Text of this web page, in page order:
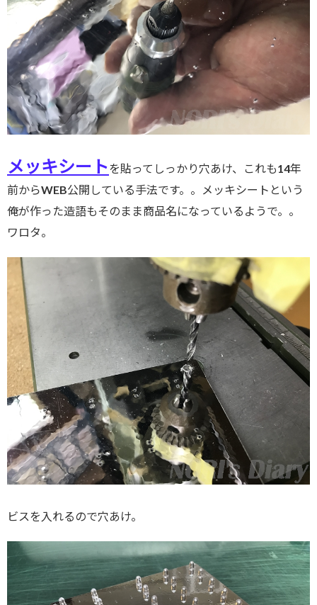
メッキシートを貼ってしっかり穴あけ、これも14年
前からWEB公開している手法です。。メッキシートという
俺が作った造語もそのまま商品名になっているようで。。
ワロタ。
ビスを入れるので穴あけ。